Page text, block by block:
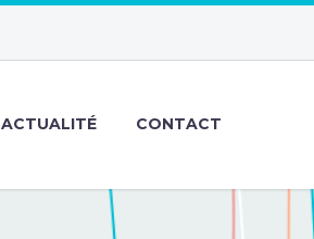
ACTUALITÉ CONTACT